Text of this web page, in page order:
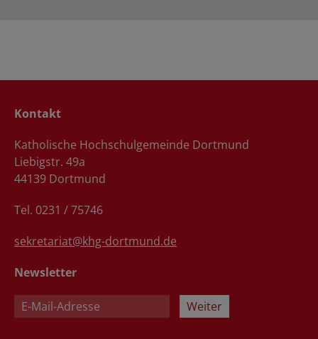
Kontakt
Katholische Hochschulgemeinde Dortmund
Liebigstr. 49a
44139 Dortmund
Tel. 0231 / 75746
sekretariat@khg-dortmund.de
Newsletter
Weiter